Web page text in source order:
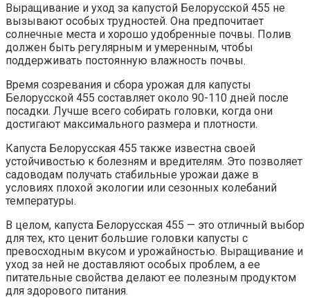
Выращивание и уход за капустой Белорусской 455 не
вызывают особых трудностей. Она предпочитает
солнечные места и хорошо удобренные почвы. Полив
должен быть регулярным и умеренным, чтобы
поддерживать постоянную влажность почвы.
Время созревания и сбора урожая для капусты
Белорусской 455 составляет около 90-110 дней после
посадки. Лучше всего собирать головки, когда они
достигают максимального размера и плотности.
Капуста Белорусская 455 также известна своей
устойчивостью к болезням и вредителям. Это позволяет
садоводам получать стабильные урожаи даже в
условиях плохой экологии или сезонных колебаний
температуры.
В целом, капуста Белорусская 455 — это отличный выбор
для тех, кто ценит большие головки капусты с
превосходным вкусом и урожайностью. Выращивание и
уход за ней не доставляют особых проблем, а ее
питательные свойства делают ее полезным продуктом
для здорового питания.